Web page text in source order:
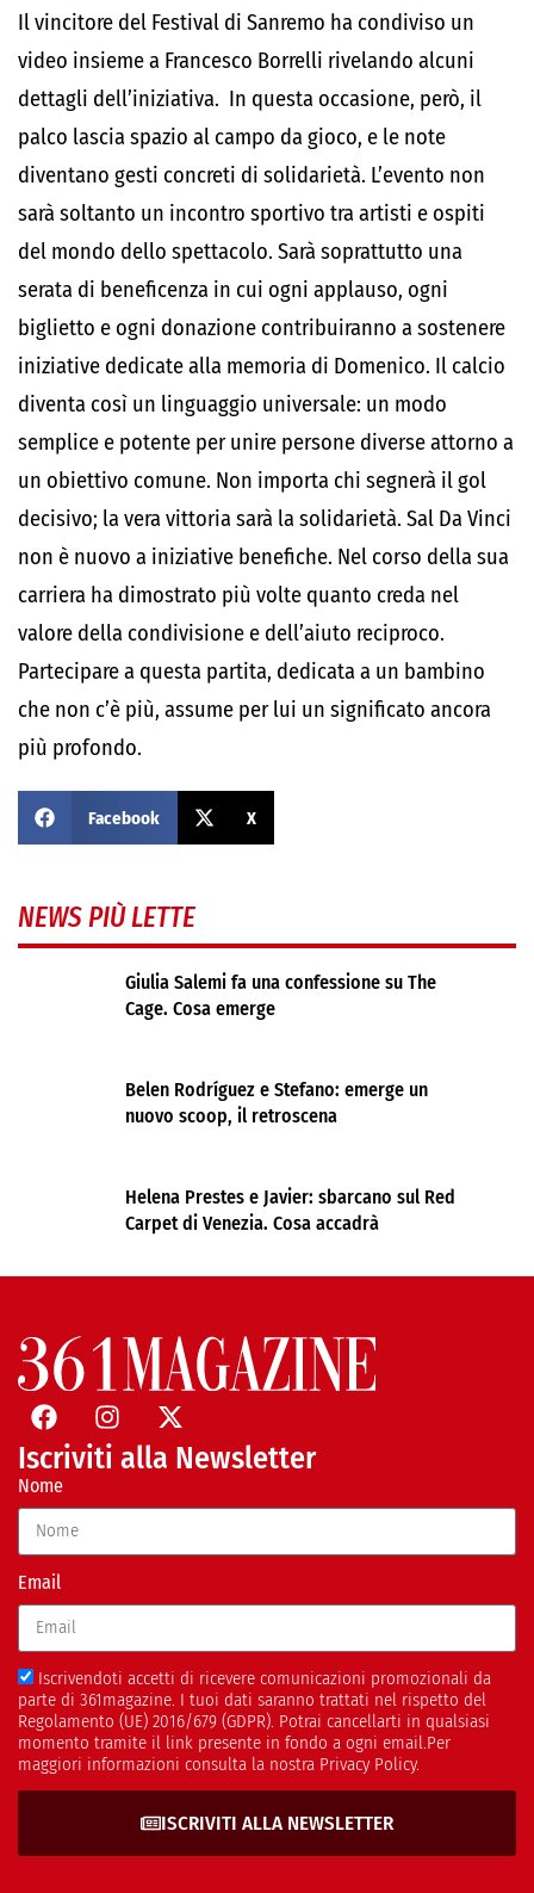
Il vincitore del Festival di Sanremo ha condiviso un
video insieme a Francesco Borrelli rivelando alcuni
dettagli dell’iniziativa. In questa occasione, però, il
palco lascia spazio al campo da gioco, e le note
diventano gesti concreti di solidarietà. L’evento non
sarà soltanto un incontro sportivo tra artisti e ospiti
del mondo dello spettacolo. Sarà soprattutto una
serata di beneficenza in cui ogni applauso, ogni
biglietto e ogni donazione contribuiranno a sostenere
iniziative dedicate alla memoria di Domenico. Il calcio
diventa così un linguaggio universale: un modo
semplice e potente per unire persone diverse attorno a
un obiettivo comune. Non importa chi segnerà il gol
decisivo; la vera vittoria sarà la solidarietà. Sal Da Vinci
non è nuovo a iniziative benefiche. Nel corso della sua
carriera ha dimostrato più volte quanto creda nel
valore della condivisione e dell’aiuto reciproco.
Partecipare a questa partita, dedicata a un bambino
che non c’è più, assume per lui un significato ancora
più profondo.
Facebook X
NEWS PIÙ LETTE
Giulia Salemi fa una confessione su The
Cage. Cosa emerge
Belen Rodríguez e Stefano: emerge un
nuovo scoop, il retroscena
Helena Prestes e Javier: sbarcano sul Red
Carpet di Venezia. Cosa accadrà
Iscriviti alla Newsletter
Nome
Email
Iscrivendoti accetti di ricevere comunicazioni promozionali da
parte di 361magazine. I tuoi dati saranno trattati nel rispetto del
Regolamento (UE) 2016/679 (GDPR). Potrai cancellarti in qualsiasi
momento tramite il link presente in fondo a ogni email.Per
maggiori informazioni consulta la nostra Privacy Policy.
ISCRIVITI ALLA NEWSLETTER